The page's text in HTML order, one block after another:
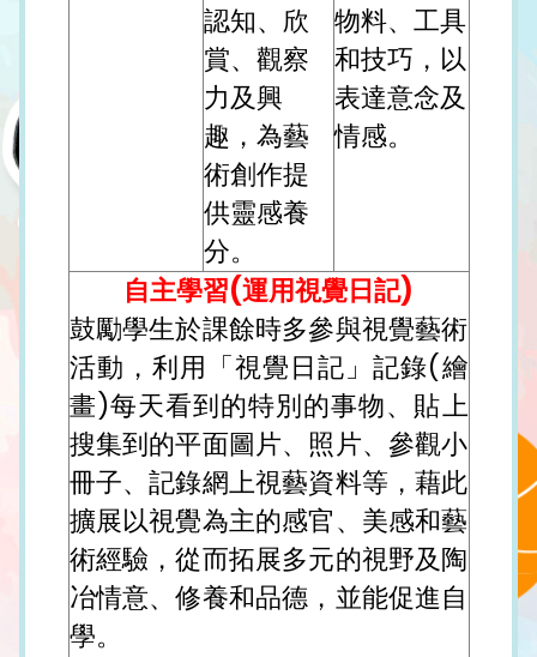
認知、欣
賞、觀察
力及興
趣，為藝
術創作提
供靈感養
分。
物料、工具
和技巧，以
表達意念及
情感。
自主學習(運用視覺日記)
鼓勵學生於課餘時多參與視覺藝術
活動，利用「視覺日記」記錄(繪
畫)每天看到的特別的事物、貼上
搜集到的平面圖片、照片、參觀小
冊子、記錄網上視藝資料等，藉此
擴展以視覺為主的感官、美感和藝
術經驗，從而拓展多元的視野及陶
冶情意、修養和品德，並能促進自
學。